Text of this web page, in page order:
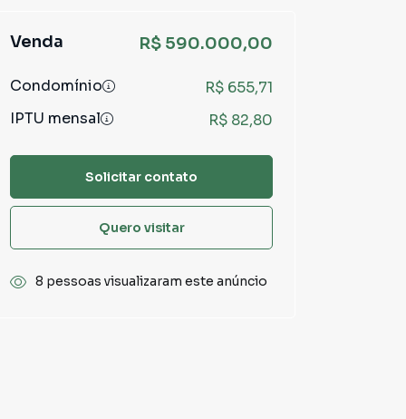
Venda R$ 590.000,00
Condomínio
R$ 655,71
IPTU mensal
R$ 82,80
Solicitar contato
Quero visitar
8 pessoas visualizaram este anúncio